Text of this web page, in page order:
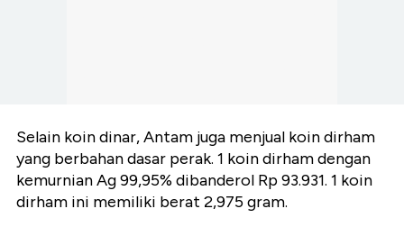
Selain koin dinar, Antam juga menjual koin dirham
yang berbahan dasar perak. 1 koin dirham dengan
kemurnian Ag 99,95% dibanderol Rp 93.931. 1 koin
dirham ini memiliki berat 2,975 gram.